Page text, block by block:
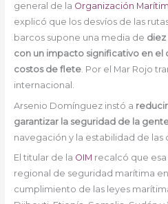
general de la Organización
explicó que los desvíos de las
barcos supone una media de diez
con un impacto significativo en el
costos de flete. Por el Mar Rojo
internacional.
Arsenio Domínguez instó a
garantizar la seguridad de la
navegación y la estabilidad de las
El titular de la OIM recalcó que
regional de seguridad marítima
cumplimiento de las leyes